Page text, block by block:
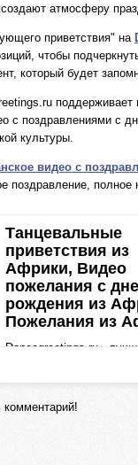
атмосферу
приветствия" на
чтобы
который будет
с поздравлениями с
культуры.
видео с
поздравление,
Танцевальные
приветствия из
Африки, Видео
пожелания с
рождения из
Пожелания из
Dancegreetings.ru -
глобальную
персонализированную
комментарий!